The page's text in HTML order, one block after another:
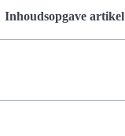
Inhoudsopgave artikel